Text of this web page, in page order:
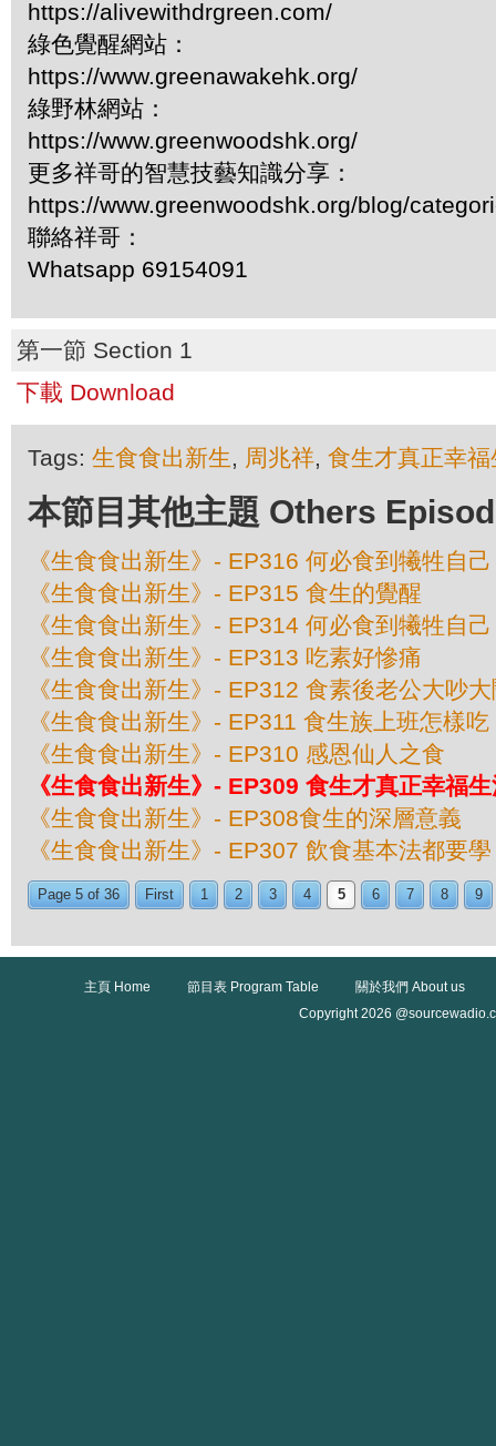
https://alivewithdrgreen.com/
綠色覺醒網站：
https://www.greenawakehk.org/
綠野林網站：
https://www.greenwoodshk.org/
更多祥哥的智慧技藝知識分享：
https://www.greenwoodshk.org/blog/
聯絡祥哥：
Whatsapp 69154091
第一節 Section 1
下載 Download
Tags: 生食食出新生, 周兆祥, 食生才真正幸福
本節目其他主題 Others
《生食食出新生》- EP316 何必食到犧牲自己
《生食食出新生》- EP315 食生的覺醒
《生食食出新生》- EP314 何必食到犧牲自己
《生食食出新生》- EP313 吃素好慘痛
《生食食出新生》- EP312 食素後老公大吵
《生食食出新生》- EP311 食生族上班怎樣吃
《生食食出新生》- EP310 感恩仙人之食
《生食食出新生》- EP309 食生才真正幸福
《生食食出新生》- EP308食生的深層意義
《生食食出新生》- EP307 飲食基本法都要
Page 5 of 36 First 1 2 3 4 5 6 7 8 9
主頁 Home 節目表 Program Table
關於我們 About us
Copyright 2026